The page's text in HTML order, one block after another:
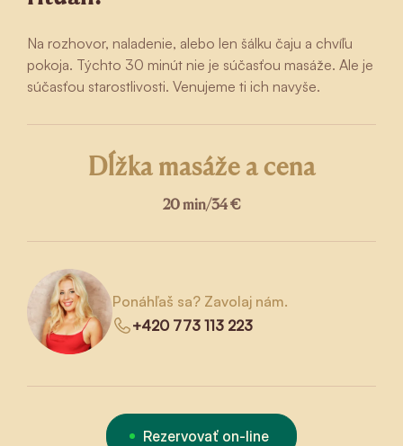
Na rozhovor, naladenie, alebo len šálku čaju a chvíľu
pokoja. Týchto 30 minút nie je súčasťou masáže. Ale je
súčasťou starostlivosti. Venujeme ti ich navyše.
Dĺžka masáže a cena
20 min/34 €
Ponáhľaš sa? Zavolaj nám.
+420 773 113 223
Rezervovať on-line